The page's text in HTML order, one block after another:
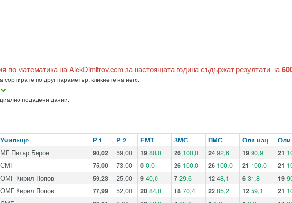
по математика на AlekDimitrov.com за настоящата година съдържат резултати на
сортирате по друг параметър, кликнете на него.
подадени данни.
Училище Р 1 Р 2 ЕМТ ЗМС ПМС Оли нац Оли
МГ Петър Берон
90,02 69,00 19 80,0 26 100,0 24 92,6 19 90,9 21
СМГ
75,00 73,00 0 0,0 26 100,0 26 100,0 21 100,0 21
ОМГ Кирил Попов
59,23 25,00 9 40,0 7 29,6 12 48,1 6 31,8 19
ОМГ Кирил Попов
77,99 52,00 20 84,0 18 70,4 22 85,2 12 59,1 21